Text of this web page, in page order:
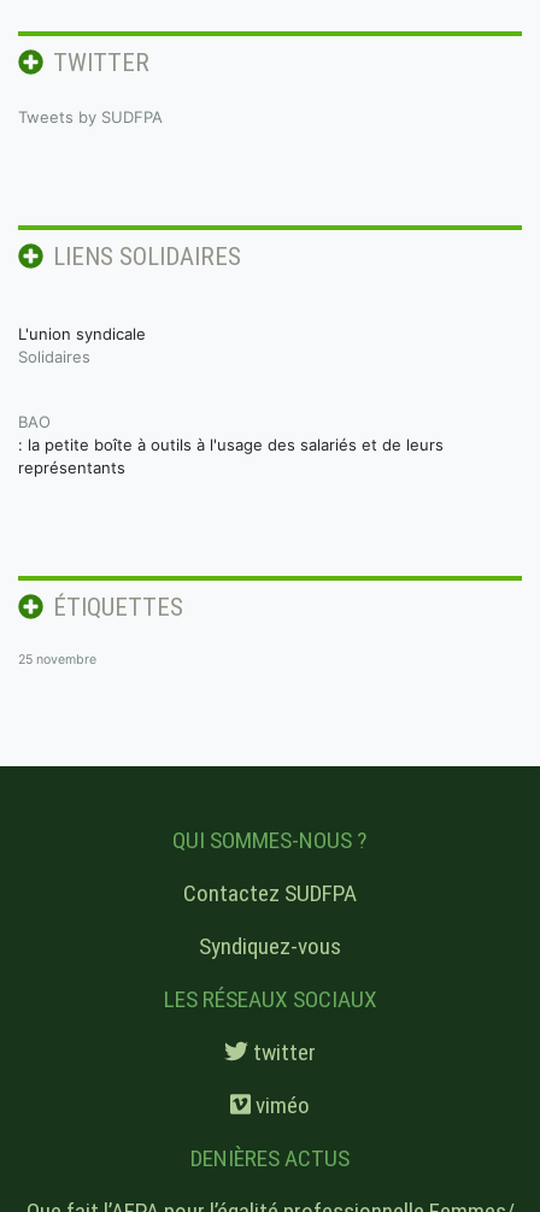
TWITTER
Tweets by SUDFPA
LIENS SOLIDAIRES
L'union syndicale
Solidaires
BAO
: la petite boîte à outils à l'usage des salariés et de leurs
représentants
ÉTIQUETTES
25 novembre
QUI SOMMES-NOUS ?
Contactez SUDFPA
Syndiquez-vous
LES RÉSEAUX SOCIAUX
twitter
viméo
DENIÈRES ACTUS